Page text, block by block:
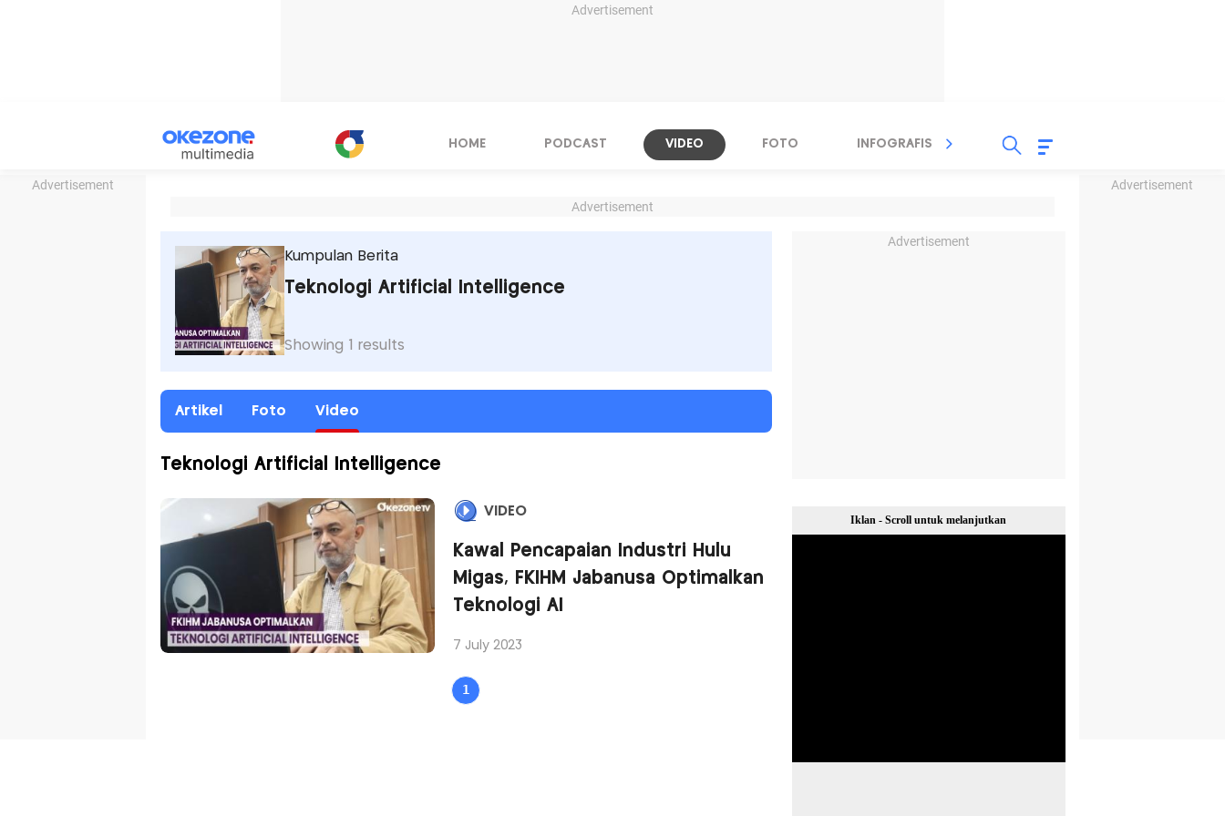
Advertisement
Advertisement Advertisement
HOME PODCAST VIDEO FOTO INFOGRAFIS TV STREAMING
Advertisement
Kumpulan Berita
Teknologi Artificial Intelligence
Showing 1 results
Artikel Foto Video
Teknologi Artificial Intelligence
VIDEO
Kawal Pencapaian Industri Hulu
Migas, FKIHM Jabanusa Optimalkan
Teknologi AI
7 July 2023
1
Advertisement
Iklan - Scroll untuk melanjutkan